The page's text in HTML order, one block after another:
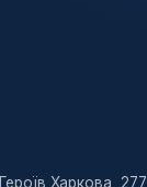
Харкова, 277